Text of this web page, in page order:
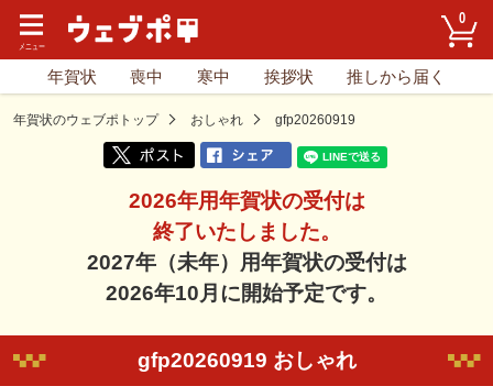
0
年賀状 喪中 寒中 挨拶状 推しから届く
年賀状のウェブポトップ おしゃれ gfp20260919
2026年用年賀状の受付は
終了いたしました。
2027年（未年）用年賀状の受付は
2026年10月に開始予定です。
gfp20260919 おしゃれ